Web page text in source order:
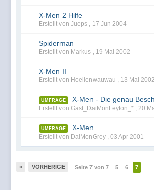
X-Men 2 Hilfe
Erstellt von Jueps , 17 Jun 2004
Spiderman
Erstellt von Markus , 19 Mai 2002
X-Men II
Erstellt von Hoellenwauwau , 13 Mai 2002
UMFRAGE X-Men - Die genau
Erstellt von Gast_DaiMonLeyton_* , 20
UMFRAGE X-Men
Erstellt von DaiMonGrey , 03 Apr 2001
« VORHERIGE Seite 7 von 7 5 6 7